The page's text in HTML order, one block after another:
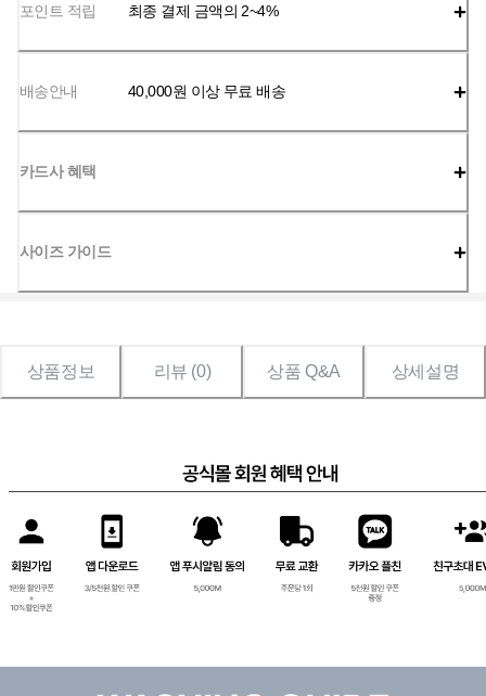
포인트 적립 최종 결제 금액의 2~4%
배송안내 40,000원 이상 무료 배송
카드사 혜택
사이즈 가이드
상품정보 리뷰 (0) 상품 Q&A 상세설명